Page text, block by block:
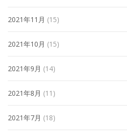
2021年11月 (15)
2021年10月 (15)
2021年9月 (14)
2021年8月 (11)
2021年7月 (18)